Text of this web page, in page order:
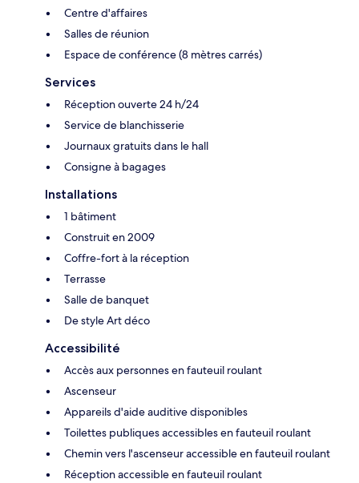
Centre d'affaires
Salles de réunion
Espace de conférence (8 mètres carrés)
Services
Réception ouverte 24 h/24
Service de blanchisserie
Journaux gratuits dans le hall
Consigne à bagages
Installations
1 bâtiment
Construit en 2009
Coffre-fort à la réception
Terrasse
Salle de banquet
De style Art déco
Accessibilité
Accès aux personnes en fauteuil roulant
Ascenseur
Appareils d'aide auditive disponibles
Toilettes publiques accessibles en fauteuil roulant
Chemin vers l'ascenseur accessible en fauteuil roulant
Réception accessible en fauteuil roulant